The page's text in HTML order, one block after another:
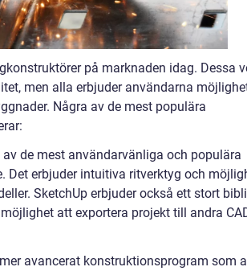
på marknaden idag. Dessa
men alla erbjuder användarna
Några av de mest populära
de mest användarvänliga och populära
Det erbjuder intuitiva ritverktyg och
SketchUp erbjuder också ett stort
att exportera projekt till andra
avancerat konstruktionsprogram som